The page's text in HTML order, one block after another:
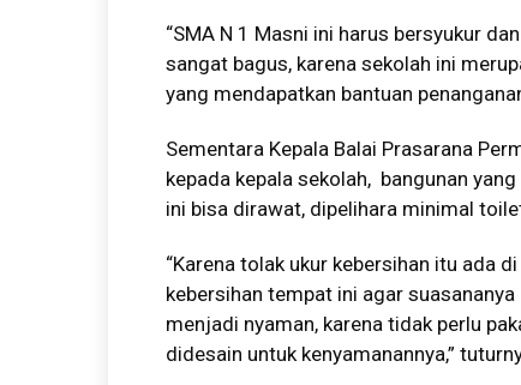
“SMA N 1 Masni ini harus bersyukur
sangat bagus, karena sekolah ini
yang mendapatkan bantuan
Sementara Kepala Balai Prasarana
kepada kepala sekolah, bangunan
ini bisa dirawat, dipelihara minimal
“Karena tolak ukur kebersihan itu ada
kebersihan tempat ini agar
menjadi nyaman, karena tidak perlu
didesain untuk kenyamanannya,”